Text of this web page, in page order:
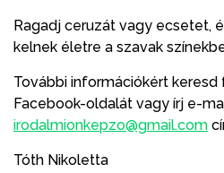
Ragadj ceruzát vagy ecsetet,
kelnek életre a szavak
További információkért keresd
Facebook-oldalát vagy írj e-
irodalmionkepzo@gmail.com
Tóth Nikoletta